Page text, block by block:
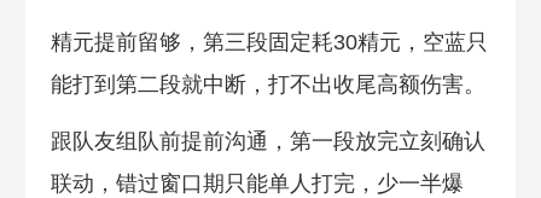
精元提前留够，第三段固定耗30精元，空蓝只
能打到第二段就中断，打不出收尾高额伤害。
跟队友组队前提前沟通，第一段放完立刻确认
联动，错过窗口期只能单人打完，少一半爆